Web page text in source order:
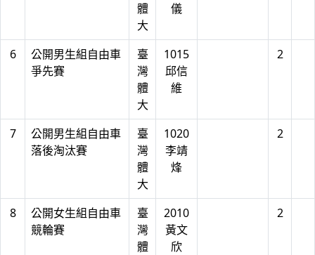
體
大
儀
6
公開男生組自由車
爭先賽
臺
灣
體
大
1015
邱信
維
2
7
公開男生組自由車
落後淘汰賽
臺
灣
體
大
1020
李靖
烽
2
8
公開女生組自由車
競輪賽
臺
灣
體
2010
黃文
欣
2